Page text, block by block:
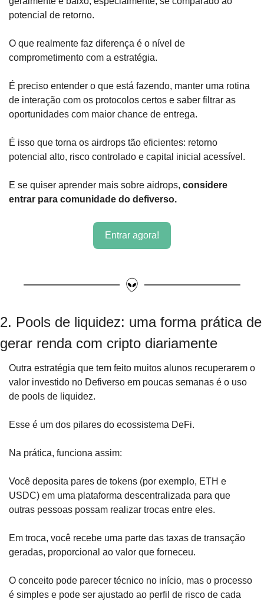
potencial de retorno.
O que realmente faz diferença é o nível de
comprometimento com a estratégia.
É preciso entender o que está fazendo, manter uma rotina
de interação com os protocolos certos e saber filtrar as
oportunidades com maior chance de entrega.
É isso que torna os airdrops tão eficientes: retorno
potencial alto, risco controlado e capital inicial acessível.
E se quiser aprender mais sobre aidrops, considere
entrar para comunidade do defiverso.
Entrar agora!
2. Pools de liquidez: uma forma prática de
gerar renda com cripto diariamente
Outra estratégia que tem feito muitos alunos recuperarem o
valor investido no Defiverso em poucas semanas é o uso
de pools de liquidez.
Esse é um dos pilares do ecossistema DeFi.
Na prática, funciona assim:
Você deposita pares de tokens (por exemplo, ETH e
USDC) em uma plataforma descentralizada para que
outras pessoas possam realizar trocas entre eles.
Em troca, você recebe uma parte das taxas de transação
geradas, proporcional ao valor que forneceu.
O conceito pode parecer técnico no início, mas o processo
é simples e pode ser ajustado ao perfil de risco de cada